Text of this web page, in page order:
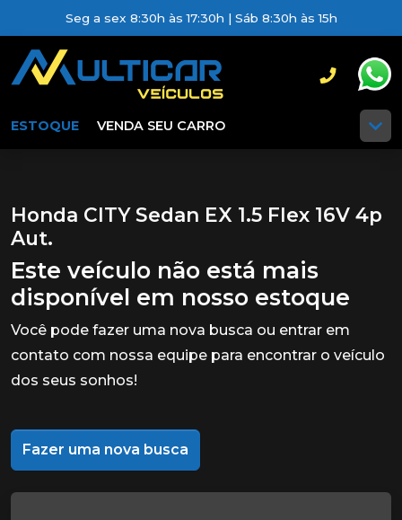
Seg a sex 8:30h às 17:30h | Sáb 8:30h às 15h
ESTOQUE VENDA SEU CARRO
Honda CITY Sedan EX 1.5 Flex 16V 4p
Aut.
Este veículo não está mais
disponível em nosso estoque
Você pode fazer uma nova busca ou entrar em
contato com nossa equipe para encontrar o veículo
dos seus sonhos!
Fazer uma nova busca